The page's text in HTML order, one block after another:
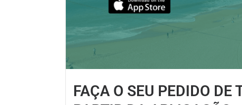
FAÇA O SEU PEDIDO